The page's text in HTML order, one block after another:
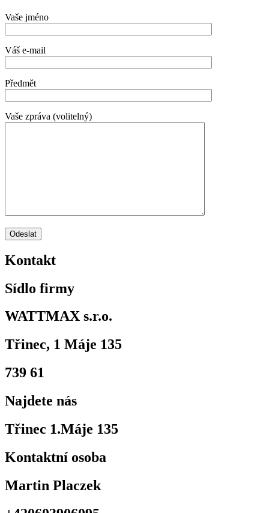
Vaše jméno
Váš e-mail
Předmět
Vaše zpráva (volitelný)
Kontakt
Sídlo firmy
WATTMAX s.r.o.
Třinec, 1 Máje 135
739 61
Najdete nás
Třinec 1.Máje 135
Kontaktní osoba
Martin Placzek